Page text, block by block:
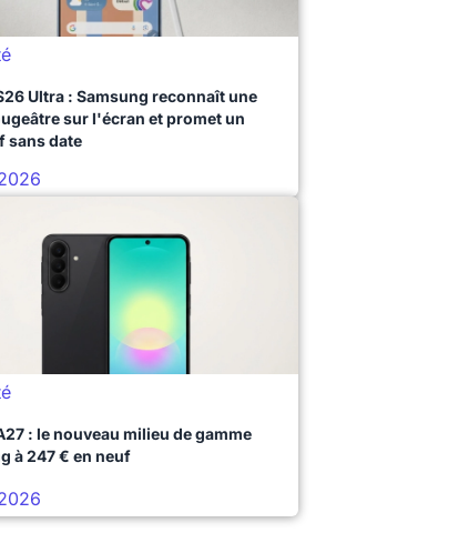
Ultra : Samsung reconnaît une
sur l'écran et promet un
sans date
: le nouveau milieu de gamme
à 247 € en neuf